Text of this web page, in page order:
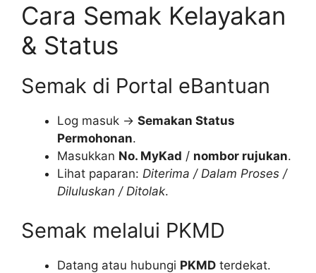
Cara Semak Kelayakan
& Status
Semak di Portal eBantuan
Log masuk → Semakan Status
Permohonan.
Masukkan No. MyKad / nombor rujukan.
Lihat paparan: Diterima / Dalam Proses /
Diluluskan / Ditolak.
Semak melalui PKMD
Datang atau hubungi PKMD terdekat.